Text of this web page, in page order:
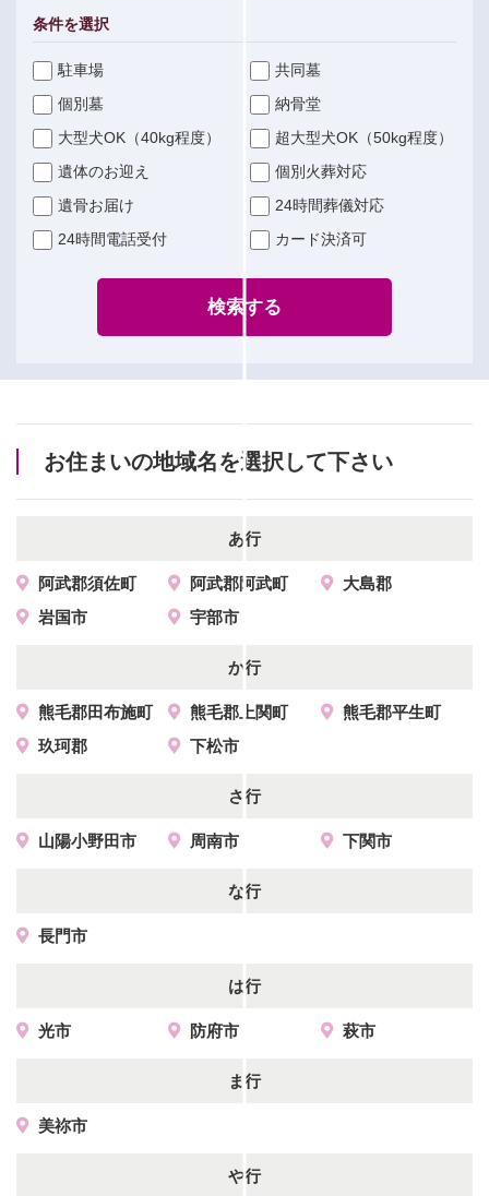
条件を選択
駐車場
共同墓
個別墓
納骨堂
大型犬OK（40kg程度）
超大型犬OK（50kg程度）
遺体のお迎え
個別火葬対応
遺骨お届け
24時間葬儀対応
24時間電話受付
カード決済可
検索する
お住まいの地域名を選択して下さい
あ行
阿武郡須佐町 阿武郡阿武町
大島郡
岩国市
宇部市
か行
熊毛郡田布施町 熊毛郡上関町
熊毛郡平生町
玖珂郡
下松市
さ行
山陽小野田市 周南市 下関市
な行
長門市
は行
光市 防府市 萩市
ま行
美祢市
や行